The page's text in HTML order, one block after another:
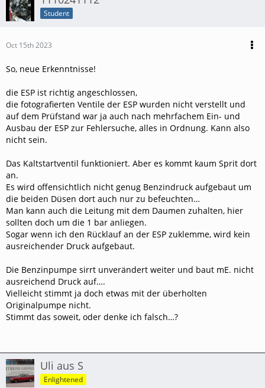
Student
Oct 15th 2023
So, neue Erkenntnisse!
die ESP ist richtig angeschlossen,
die fotografierten Ventile der ESP wurden nicht verstellt und
auf dem Prüfstand war ja auch nach mehrfachem Ein- und
Ausbau der ESP zur Fehlersuche, alles in Ordnung. Kann also
nicht sein.
Das Kaltstartventil funktioniert. Aber es kommt kaum Sprit dort
an.
Es wird offensichtlich nicht genug Benzindruck aufgebaut um
die beiden Düsen dort auch nur zu befeuchten…
Man kann auch die Leitung mit dem Daumen zuhalten, hier
sollten doch um die 1 bar anliegen.
Sogar wenn ich den Rücklauf an der ESP zuklemme, wird kein
ausreichender Druck aufgebaut.
Die Benzinpumpe sirrt unverändert weiter und baut mE. nicht
ausreichend Druck auf….
Vielleicht stimmt ja doch etwas mit der überholten
Originalpumpe nicht.
Stimmt das soweit, oder denke ich falsch…?
Uli aus S
Enlightened